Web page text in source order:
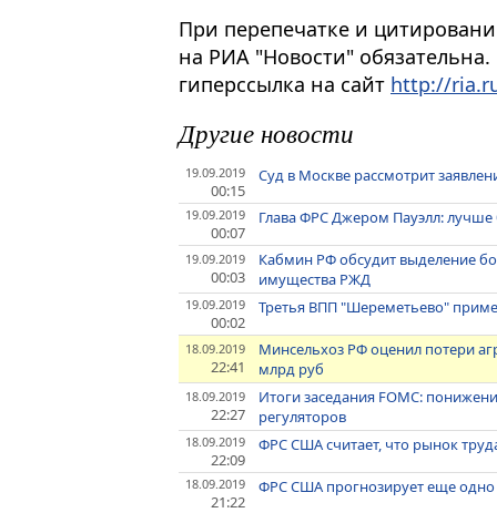
При перепечатке и
на РИА "Новости"
гиперссылка на сайт http://
Другие новости
19.09.2019
00:15
Суд в Москве рассмотрит
19.09.2019
00:07
Глава ФРС Джером Пауэлл:
19.09.2019
00:03
Кабмин РФ обсудит выделение
имущества РЖД
19.09.2019
00:02
Третья ВПП "Шереметьево"
18.09.2019
22:41
Минсельхоз РФ оценил потери
млрд руб
18.09.2019
22:27
Итоги заседания FOMC:
регуляторов
18.09.2019
22:09
ФРС США считает, что рынок
18.09.2019
21:22
ФРС США прогнозирует еще одно